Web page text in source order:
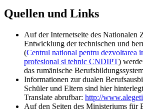
Quellen und Links
Auf der Internetseite des Nationalen
Entwicklung der technischen und
(Centrul national pentru dezvoltarea
profesional si tehnic CNDIPT)
das rumänische
Informationen zur dualen
Schüler und Eltern sind hier
Translate abrufbar: http://
Auf den Seiten des Ministeriums für